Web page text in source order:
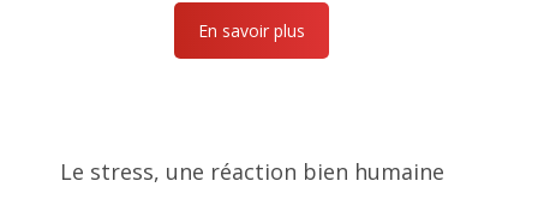
En savoir plus
Le stress, une réaction bien humaine